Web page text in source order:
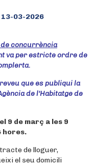
13-03-2026
de concurrència
va per estricte ordre de
que es publiqui la
de l’Habitatge de
9 de març a les 9
hores.
de lloguer,
el seu domicili